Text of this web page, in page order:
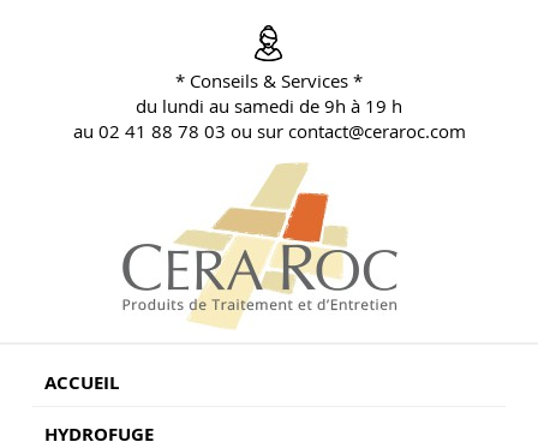
* Conseils & Services *
du lundi au samedi de 9h à 19 h
au 02 41 88 78 03 ou sur contact@ceraroc.com
ACCUEIL
HYDROFUGE